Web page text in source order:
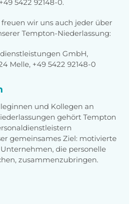
+49 5422 92148-0.
wir uns auch jeder über
Tempton-Niederlassung:
GmbH,
Melle, +49 5422 92148-0
und Kollegen an
gehört Tempton
gemeinsames Ziel: motivierte
die personelle
zusammenzubringen.